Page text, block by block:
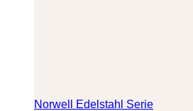
Norwell Edelstahl Serie